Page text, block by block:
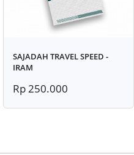
SAJADAH TRAVEL SPEED -
IRAM
Rp 250.000